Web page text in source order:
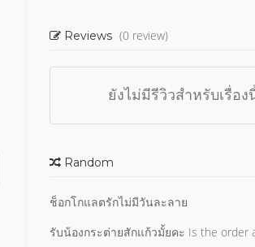
Reviews (0 review)
ยังไม่มีรีวิวสำหรับเรื่อง
Random
ช็อกโกแลตรักไม่มีวันละลาย
รับน้องกระต่ายสักแก้วมั้ยคะ Is the order